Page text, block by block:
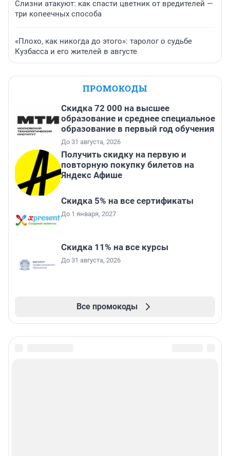
Слизни атакуют: как спасти цветник от вредителей —
три копеечных способа
«Плохо, как никогда до этого»: таролог о судьбе
Кузбасса и его жителей в августе
ПРОМОКОДЫ
Скидка 72 000 на высшее
образование и среднее специальное
образование в первый год обучения
До 31 августа, 2026
Получить скидку на первую и
повторную покупку билетов на
Яндекс Афише
Скидка 5% на все сертификаты
До 1 января, 2027
Скидка 11% на все курсы
До 31 августа, 2026
Все промокоды